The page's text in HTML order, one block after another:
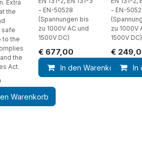
Extra
the
safe
to the
the
Act.
Warenkorb
- EN-50528
(Spannungen bis
zu 1000V AC und
1500V DC)
€ 677,00
In den Warenkorb
- EN-
zu 1000V
1500V DC)
€
In